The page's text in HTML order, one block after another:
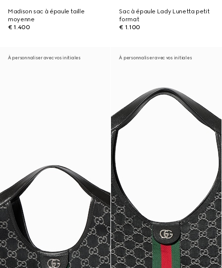
Madison sac à épaule taille
moyenne
€ 1.400
Sac à épaule Lady Lunetta petit
format
€ 1.100
À personnaliser avec vos initiales À personnaliser avec vos initiales